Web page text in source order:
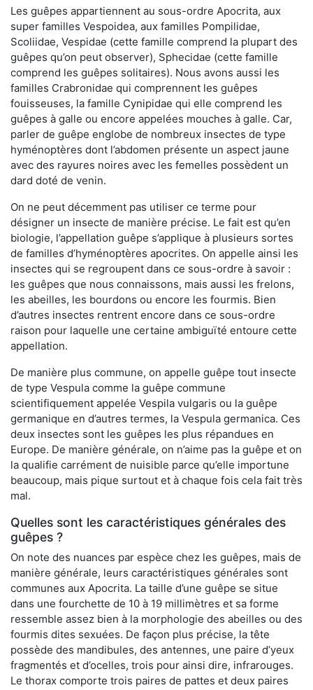
Les guêpes appartiennent au sous-ordre Apocrita, aux
super familles Vespoidea, aux familles Pompilidae,
Scoliidae, Vespidae (cette famille comprend la plupart des
guêpes qu’on peut observer), Sphecidae (cette famille
comprend les guêpes solitaires). Nous avons aussi les
familles Crabronidae qui comprennent les guêpes
fouisseuses, la famille Cynipidae qui elle comprend les
guêpes à galle ou encore appelées mouches à galle. Car,
parler de guêpe englobe de nombreux insectes de type
hyménoptères dont l’abdomen présente un aspect jaune
avec des rayures noires avec les femelles possèdent un
dard doté de venin.
On ne peut décemment pas utiliser ce terme pour
désigner un insecte de manière précise. Le fait est qu’en
biologie, l’appellation guêpe s’applique à plusieurs sortes
de familles d’hyménoptères apocrites. On appelle ainsi les
insectes qui se regroupent dans ce sous-ordre à savoir :
les guêpes que nous connaissons, mais aussi les frelons,
les abeilles, les bourdons ou encore les fourmis. Bien
d’autres insectes rentrent encore dans ce sous-ordre
raison pour laquelle une certaine ambiguïté entoure cette
appellation.
De manière plus commune, on appelle guêpe tout insecte
de type Vespula comme la guêpe commune
scientifiquement appelée Vespila vulgaris ou la guêpe
germanique en d’autres termes, la Vespula germanica. Ces
deux insectes sont les guêpes les plus répandues en
Europe. De manière générale, on n’aime pas la guêpe et on
la qualifie carrément de nuisible parce qu’elle importune
beaucoup, mais pique surtout et à chaque fois cela fait très
mal.
Quelles sont les caractéristiques générales des
guêpes ?
On note des nuances par espèce chez les guêpes, mais de
manière générale, leurs caractéristiques générales sont
communes aux Apocrita. La taille d’une guêpe se situe
dans une fourchette de 10 à 19 millimètres et sa forme
ressemble assez bien à la morphologie des abeilles ou des
fourmis dites sexuées. De façon plus précise, la tête
possède des mandibules, des antennes, une paire d’yeux
fragmentés et d’ocelles, trois pour ainsi dire, infrarouges.
Le thorax comporte trois paires de pattes et deux paires